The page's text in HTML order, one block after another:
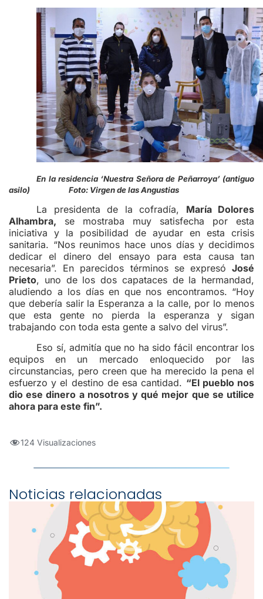
En la residencia ‘Nuestra Señora de Peñarroya’ (antiguo
asilo) Foto: Virgen de las Angustias
La presidenta de la cofradía, María Dolores
Alhambra, se mostraba muy satisfecha por esta
iniciativa y la posibilidad de ayudar en esta crisis
sanitaria. “Nos reunimos hace unos días y decidimos
dedicar el dinero del ensayo para esta causa tan
necesaria”. En parecidos términos se expresó José
Prieto, uno de los dos capataces de la hermandad,
aludiendo a los días en que nos encontramos. “Hoy
que debería salir la Esperanza a la calle, por lo menos
que esta gente no pierda la esperanza y sigan
trabajando con toda esta gente a salvo del virus”.
Eso sí, admitía que no ha sido fácil encontrar los
equipos en un mercado enloquecido por las
circunstancias, pero creen que ha merecido la pena el
esfuerzo y el destino de esa cantidad. “El pueblo nos
dio ese dinero a nosotros y qué mejor que se utilice
ahora para este fin”.
124 Visualizaciones
Noticias relacionadas